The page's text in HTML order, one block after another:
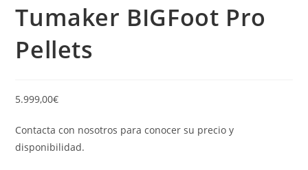
Tumaker BIGFoot Pro
Pellets
5.999,00€
Contacta con nosotros para conocer su precio y
disponibilidad.